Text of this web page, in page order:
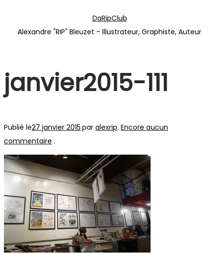
au
DaRipClub
Alexandre "RIP" Bleuzet - Illustrateur, Graphiste, Auteur
janvier2015-111
Publié le27 janvier 2015.par alexrip. Encore aucun
commentaire .